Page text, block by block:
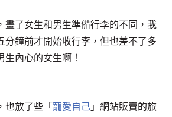
畫了女生和男生準備行李的不同，我
分鐘前才開始收行李，但也差不了多
生內心的女生啊！
也放了些「寵愛自己 」網站販賣的旅